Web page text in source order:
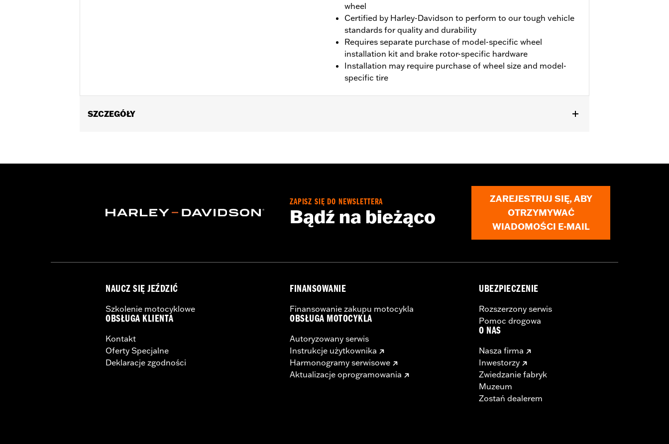
wheel
Certified by Harley-Davidson to perform to our tough vehicle
standards for quality and durability
Requires separate purchase of model-specific wheel
installation kit and brake rotor-specific hardware
Installation may require purchase of wheel size and model-
specific tire
SZCZEGÓŁY
Installation Instructions
Material: Cast Aluminum
ZAPISZ SIĘ DO NEWSLETTERA
Bądź na bieżąco
ZAREJESTRUJ SIĘ, ABY
OTRZYMYWAĆ
WIADOMOŚCI E-MAIL
NAUCZ SIĘ JEŹDZIĆ
Szkolenie motocyklowe
OBSŁUGA KLIENTA
Kontakt
Oferty Specjalne
Deklaracje zgodności
FINANSOWANIE
Finansowanie zakupu motocykla
OBSŁUGA MOTOCYKLA
Autoryzowany serwis
Instrukcje użytkownika
Harmonogramy serwisowe
Aktualizacje oprogramowania
UBEZPIECZENIE
Rozszerzony serwis
Pomoc drogowa
O NAS
Nasza firma
Inwestorzy
Zwiedzanie fabryk
Muzeum
Zostań dealerem